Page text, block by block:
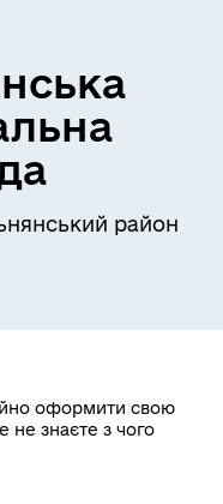
район
оформити свою
не знаєте з чого